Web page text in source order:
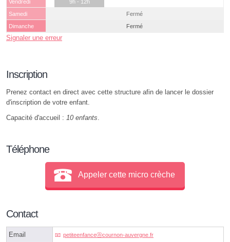
Vendredi
9h - 12h
Samedi
Fermé
Dimanche
Fermé
Signaler une erreur
Inscription
Prenez contact en direct avec cette structure afin de lancer le dossier
d'inscription de votre enfant.
Capacité d'accueil : 10 enfants
Téléphone
Appeler cette micro crèche
Contact
Email petiteenfanceⓐcournon-auvergne.fr